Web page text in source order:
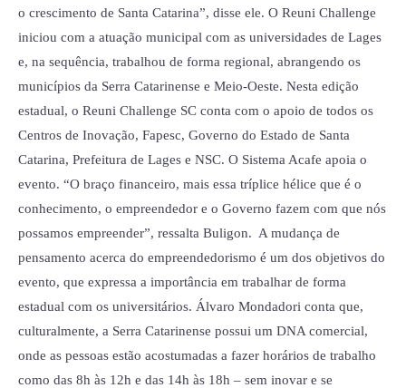
o crescimento de Santa Catarina”, disse ele. O Reuni Challenge
iniciou com a atuação municipal com as universidades de Lages
e, na sequência, trabalhou de forma regional, abrangendo os
municípios da Serra Catarinense e Meio-Oeste. Nesta edição
estadual, o Reuni Challenge SC conta com o apoio de todos os
Centros de Inovação, Fapesc, Governo do Estado de Santa
Catarina, Prefeitura de Lages e NSC. O Sistema Acafe apoia o
evento. “O braço financeiro, mais essa tríplice hélice que é o
conhecimento, o empreendedor e o Governo fazem com que nós
possamos empreender”, ressalta Buligon. A mudança de
pensamento acerca do empreendedorismo é um dos objetivos do
evento, que expressa a importância em trabalhar de forma
estadual com os universitários. Álvaro Mondadori conta que,
culturalmente, a Serra Catarinense possui um DNA comercial,
onde as pessoas estão acostumadas a fazer horários de trabalho
como das 8h às 12h e das 14h às 18h – sem inovar e se